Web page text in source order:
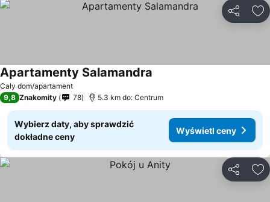
Cały dom/apartament
Apartamenty Salamandra
9,8 Znakomity 78 5.3 km do: Centrum
Wybierz daty, aby sprawdzić
dokładne ceny
Wyświetl ceny